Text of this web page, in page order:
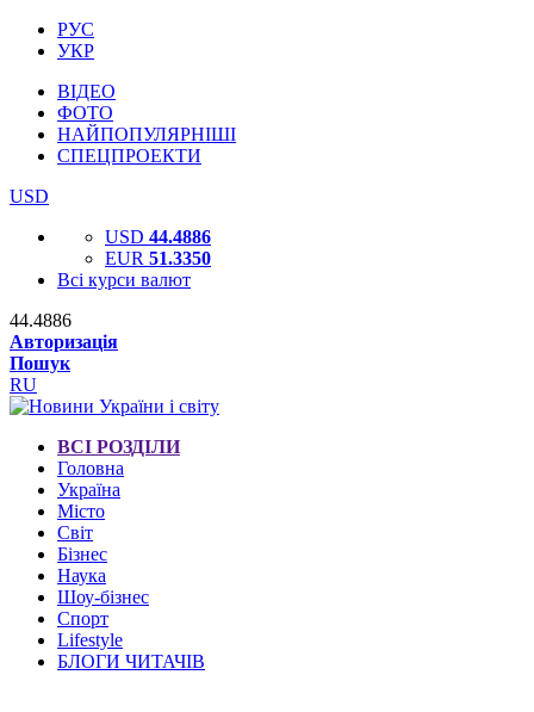
РУС
УКР
ВІДЕО
ФОТО
НАЙПОПУЛЯРНІШІ
СПЕЦПРОЕКТИ
USD
USD 44.4886
EUR 51.3350
Всі курси валют
44.4886
Авторизація
Пошук
RU
ВСІ РОЗДІЛИ
Головна
Україна
Місто
Світ
Бізнес
Наука
Шоу-бізнес
Спорт
Lifestyle
БЛОГИ ЧИТАЧІВ